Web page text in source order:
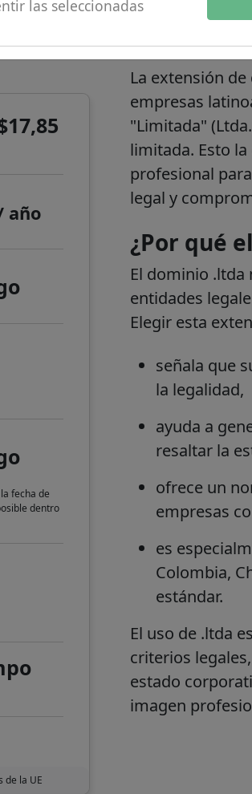
las seleccionadas
de
año
fecha de
dentro
de la UE
.ltda
La extensión
empresas
"Limitada"
limitada. Esto
profesional
legal y
¿Por qué
El dominio
entidades
Elegir esta
señala que
la legalidad,
ayuda a
resaltar la
ofrece un
empresas
es
Colombia,
estándar.
El uso de .ltda
criterios
estado
imagen